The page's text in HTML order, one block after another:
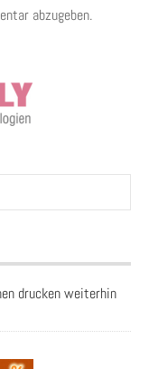
abzugeben.
drucken weiterhin